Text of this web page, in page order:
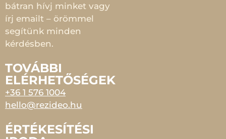
bátran hívj minket vagy
írj emailt – örömmel
segítünk minden
kérdésben.
TOVÁBBI
ELÉRHETŐSÉGEK
+36 1 576 1004
hello@rezideo.hu
ÉRTÉKESÍTÉSI